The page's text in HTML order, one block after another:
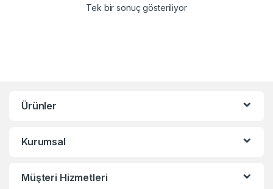
Tek bir sonuç gösteriliyor
Ürünler
Kurumsal
Müşteri Hizmetleri